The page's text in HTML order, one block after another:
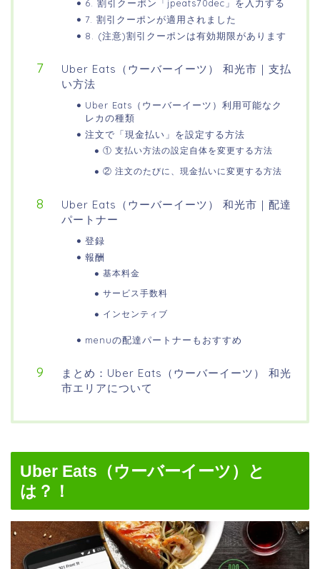
6. 割引クーポン「jpeats70dec」を入力する
7. 割引クーポンが適用されました
8. (注意)割引クーポンは有効期限があります
Uber Eats（ウーバーイーツ） 和光市｜支払
い方法
Uber Eats（ウーバーイーツ）利用可能なク
レカの種類
注文で「現金払い」を設定する方法
① 支払い方法の設定自体を変更する方法
② 注文のたびに、現金払いに変更する方法
Uber Eats（ウーバーイーツ） 和光市｜配達
パートナー
登録
報酬
基本料金
サービス手数料
インセンティブ
menuの配達パートナーもおすすめ
まとめ：Uber Eats（ウーバーイーツ） 和光
市エリアについて
Uber Eats（ウーバーイーツ）と
は？！